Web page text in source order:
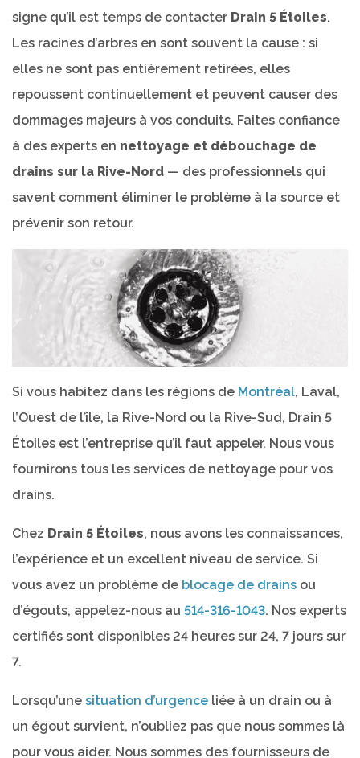
signe qu’il est temps de contacter Drain 5 Étoiles.
Les racines d’arbres en sont souvent la cause : si
elles ne sont pas entièrement retirées, elles
repoussent continuellement et peuvent causer des
dommages majeurs à vos conduits. Faites confiance
à des experts en nettoyage et débouchage de
drains sur la Rive-Nord — des professionnels qui
savent comment éliminer le problème à la source et
prévenir son retour.
Si vous habitez dans les régions de Montréal, Laval,
l’Ouest de l’île, la Rive-Nord ou la Rive-Sud, Drain 5
Étoiles est l’entreprise qu’il faut appeler. Nous vous
fournirons tous les services de nettoyage pour vos
drains.
Chez Drain 5 Étoiles, nous avons les connaissances,
l’expérience et un excellent niveau de service. Si
vous avez un problème de blocage de drains ou
d’égouts, appelez-nous au 514-316-1043. Nos experts
certifiés sont disponibles 24 heures sur 24, 7 jours sur
7.
Lorsqu’une situation d’urgence liée à un drain ou à
un égout survient, n’oubliez pas que nous sommes là
pour vous aider. Nous sommes des fournisseurs de